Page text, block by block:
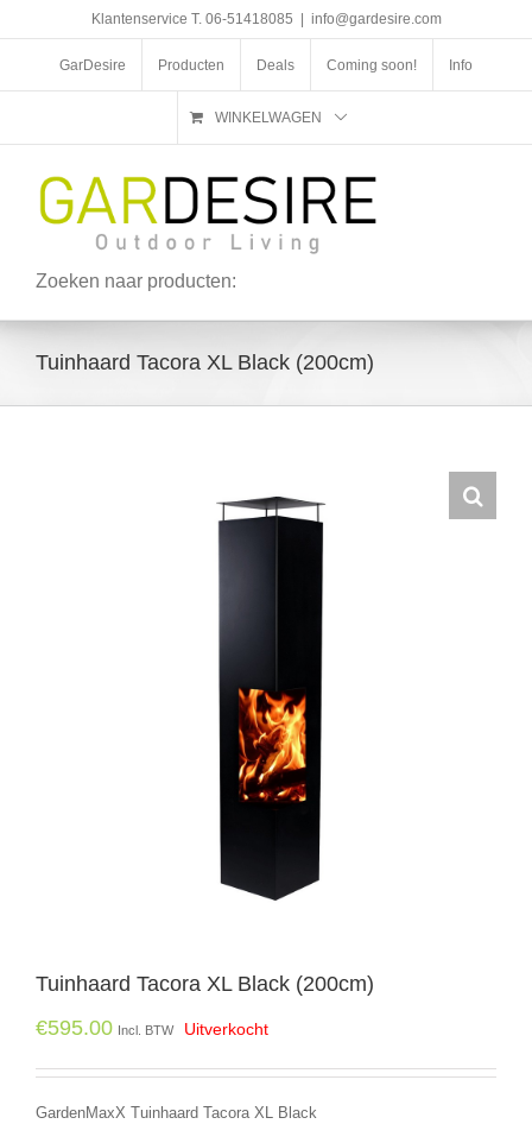
Klantenservice T. 06-51418085 info@gardesire.com
GarDesire Producten Deals Coming soon! Info
WINKELWAGEN
Zoeken naar producten:
Tuinhaard Tacora XL Black (200cm)
Tuinhaard Tacora XL Black (200cm)
€595.00 Incl. BTW Uitverkocht
GardenMaxX Tuinhaard Tacora XL Black